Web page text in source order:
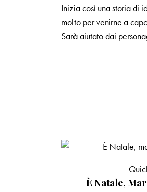
Inizia così una storia di
molto per venirne a
Sarà aiutato dai
È Natale,